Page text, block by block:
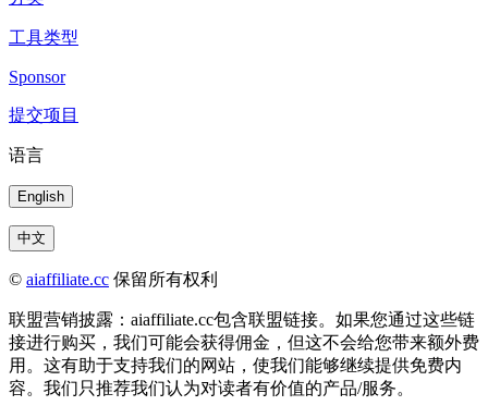
工具类型
Sponsor
提交项目
语言
English
中文
© aiaffiliate.cc 保留所有权利
联盟营销披露：aiaffiliate.cc包含联盟链接。如果您通过这些链
接进行购买，我们可能会获得佣金，但这不会给您带来额外费
用。这有助于支持我们的网站，使我们能够继续提供免费内
容。我们只推荐我们认为对读者有价值的产品/服务。